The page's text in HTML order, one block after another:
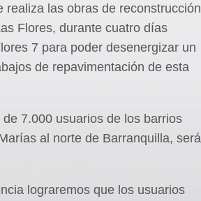
las obras de reconstrucción
Flores, durante cuatro días
7 para poder desenergizar un
de repavimentación de esta
7.000 usuarios de los barrios
al norte de Barranquilla, será
lograremos que los usuarios